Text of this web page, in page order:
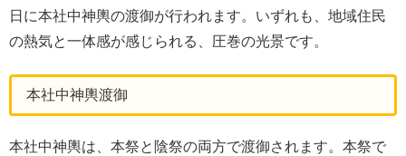
日に本社中神輿の渡御が行われます。いずれも、地域住民
の熱気と一体感が感じられる、圧巻の光景です。
本社中神輿渡御
本社中神輿は、本祭と陰祭の両方で渡御されます。本祭で